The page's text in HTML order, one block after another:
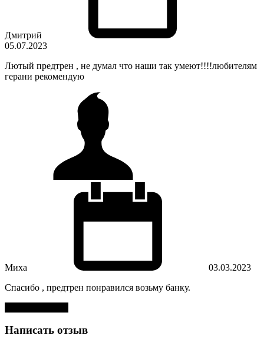
Дмитрий
05.07.2023
Лютый предтрен , не думал что наши так умеют!!!!любителям
герани рекомендую
Миха
03.03.2023
Спасибо , предтрен понравился возьму банку.
Написать отзыв